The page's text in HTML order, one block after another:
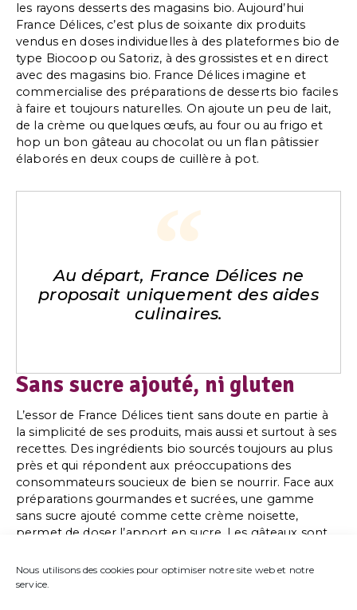
Nous utilisons des cookies pour optimiser notre site web et notre
service.
les rayons desserts des magasins bio. Aujourd’hui
France Délices, c’est plus de soixante dix produits
vendus en doses individuelles à des plateformes bio de
type Biocoop ou Satoriz, à des grossistes et en direct
avec des magasins bio. France Délices imagine et
commercialise des préparations de desserts bio faciles
à faire et toujours naturelles. On ajoute un peu de lait,
de la crème ou quelques œufs, au four ou au frigo et
hop un bon gâteau au chocolat ou un flan pâtissier
élaborés en deux coups de cuillère à pot.
Au départ, France Délices ne
proposait uniquement des aides
culinaires.
Sans sucre ajouté, ni gluten
L’essor de France Délices tient sans doute en partie à
la simplicité de ses produits, mais aussi et surtout à ses
recettes. Des ingrédients bio sourcés toujours au plus
près et qui répondent aux préoccupations des
consommateurs soucieux de bien se nourrir. Face aux
préparations gourmandes et sucrées, une gamme
sans sucre ajouté comme cette crème noisette,
permet de doser l’apport en sucre. Les gâteaux sont
d’Ardèche. Si les produits phares demeurent les flans
vanille et chocolat, la panacotta fait une belle percée.